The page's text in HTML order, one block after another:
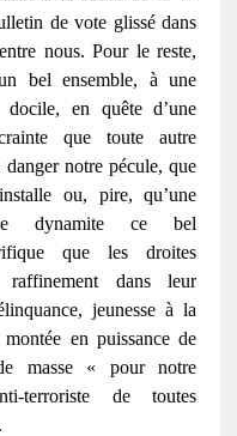
de vote glissé dans
nous. Pour le reste,
bel ensemble, à une
docile, en quête d’une
que toute autre
notre pécule, que
ou, pire, qu’une
dynamite ce bel
que les droites
dans leur
jeunesse à la
en puissance de
masse « pour notre
terroriste de toutes